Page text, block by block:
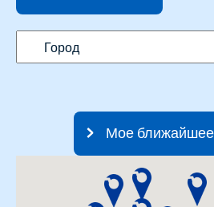
Мое